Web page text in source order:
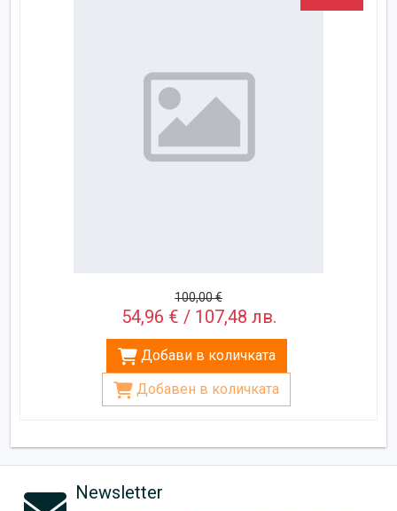
100,00 €
54,96 € / 107,48 лв.
Добави в количката
Добавен в количката
Newsletter